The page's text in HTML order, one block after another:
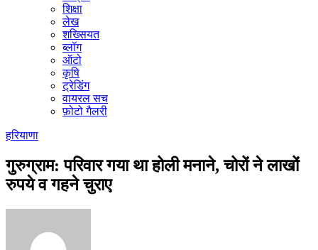
शिक्षा
लेख
शख्सियत
ब्लॉग
ऑटो
कृषि
ट्रेडिंग
वायरल सच
फ़ोटो गैलरी
हरियाणा
गुरुग्राम: परिवार गया था होली मनाने, चोरों ने लाखों
रुपये व गहने चुराए